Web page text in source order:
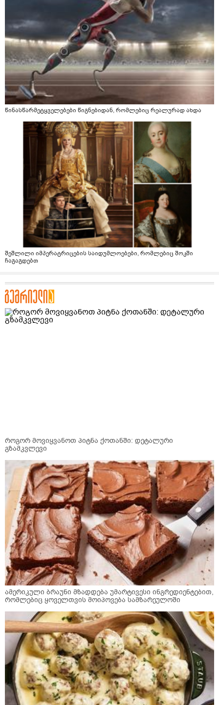
წინასწარმეტყველებები წიგნებიდან, რომლებიც რეალურად ახდა
შეშლილი იმპერატრიცების საიდუმლოებები, რომლებიც შოკში
ჩაგაგდებთ
როგორ მოვიყვანოთ პიტნა ქოთანში: დეტალური
გზამკვლევი
ამერიკული ბრაუნი მზადდება უმარტივესი ინგრედიენტებით,
რომლებიც ყოველთვის მოიპოვება სამზარეულოში